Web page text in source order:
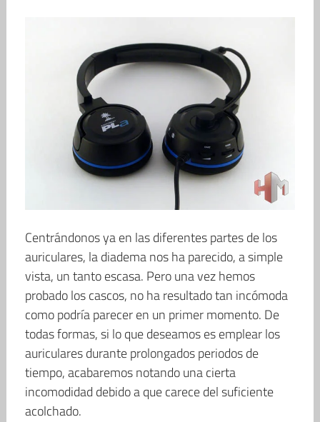
Centrándonos ya en las diferentes partes de los
auriculares, la diadema nos ha parecido, a simple
vista, un tanto escasa. Pero una vez hemos
probado los cascos, no ha resultado tan incómoda
como podría parecer en un primer momento. De
todas formas, si lo que deseamos es emplear los
auriculares durante prolongados periodos de
tiempo, acabaremos notando una cierta
incomodidad debido a que carece del suficiente
acolchado.